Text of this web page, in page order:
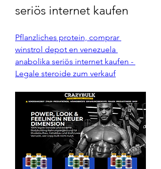
seriös internet kaufen
Pflanzliches protein, comprar
winstrol depot en venezuela
anabolika seriös internet kaufen -
Legale steroide zum verkauf